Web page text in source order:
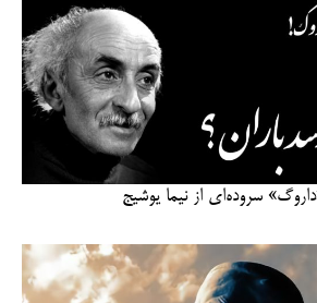
سروده‌ای از نیما یوشیج